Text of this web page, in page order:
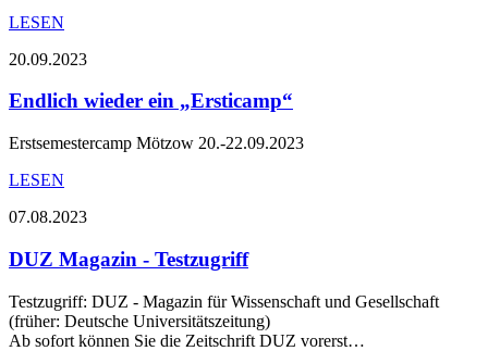
LESEN
20.09.2023
Endlich wieder ein „Ersticamp“
Erstsemestercamp Mötzow 20.-22.09.2023
LESEN
07.08.2023
DUZ Magazin - Testzugriff
Testzugriff: DUZ - Magazin für Wissenschaft und Gesellschaft
(früher: Deutsche Universitätszeitung)
Ab sofort können Sie die Zeitschrift DUZ vorerst…